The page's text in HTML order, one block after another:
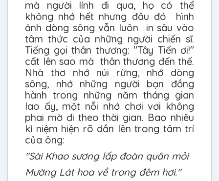
mà người lính đi qua, họ có thể
không nhớ hết nhưng đâu đó hình
ảnh dòng sông vẫn luôn in sâu vào
tâm thức của những người chiến sĩ.
Tiếng gọi thân thương: "Tây Tiến ơi!"
cất lên sao mà thân thương đến thế.
Nhà thơ nhớ núi rừng, nhớ dòng
sông, nhớ những người bạn đồng
hành trong những năm tháng gian
lao ấy, một nỗi nhớ chơi vơi không
phai mờ đi theo thời gian. Bao nhiêu
kỉ niệm hiện rõ dần lên trong tâm trí
của ông:
"Sài Khao sương lấp đoàn quân mỏi
Mường Lát hoa về trong đêm hơi."